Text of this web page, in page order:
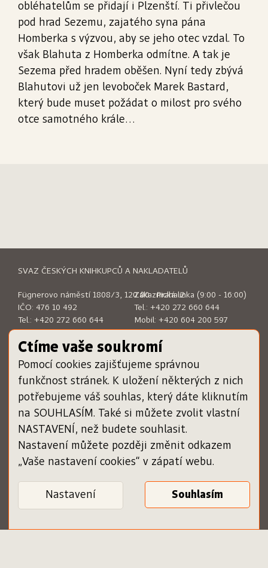
obléhatelům se přidají i Plzenští. Ti přivlečou
pod hrad Sezemu, zajatého syna pána
Homberka s výzvou, aby se jeho otec vzdal. To
však Blahuta z Homberka odmítne. A tak je
Sezema před hradem oběšen. Nyní tedy zbývá
Blahutovi už jen levoboček Marek Bastard,
který bude muset požádat o milost pro svého
otce samotného krále…
SVAZ ČESKÝCH KNIHKUPCŮ A NAKLADATELŮ
Fügnerovo náměstí 1808/3, 120 00 Praha 2
IČO: 476 10 492
Tel.: +420 272 660 644
E-mail:sckn@sckn.cz
Zákaznická linka (9:00 - 16:00)
Tel.: +420 272 660 644
Mobil: +420 604 200 597
E-mail:info@dameknihu.cz
MENU
Uplatnit poukázku
Inspiromat
O projektu
Kontakty
ODKAZY
www.svetknihy.cz
www.knihatislusi.cz
www.nejlepsiknihydetem.cz
www.cenajirihoortena.cz
www.ceskeknihy.cz
časopis Knižní novinky
Obchodní podmínky
Ctíme vaše soukromí
Pomocí cookies zajišťujeme správnou
funkčnost stránek. K uložení některých z nich
potřebujeme váš souhlas, který dáte kliknutím
na SOUHLASÍM. Také si můžete zvolit vlastní
NASTAVENÍ, než budete souhlasit.
Nastavení můžete později změnit odkazem
„Vaše nastavení cookies“ v zápatí webu.
Nastavení